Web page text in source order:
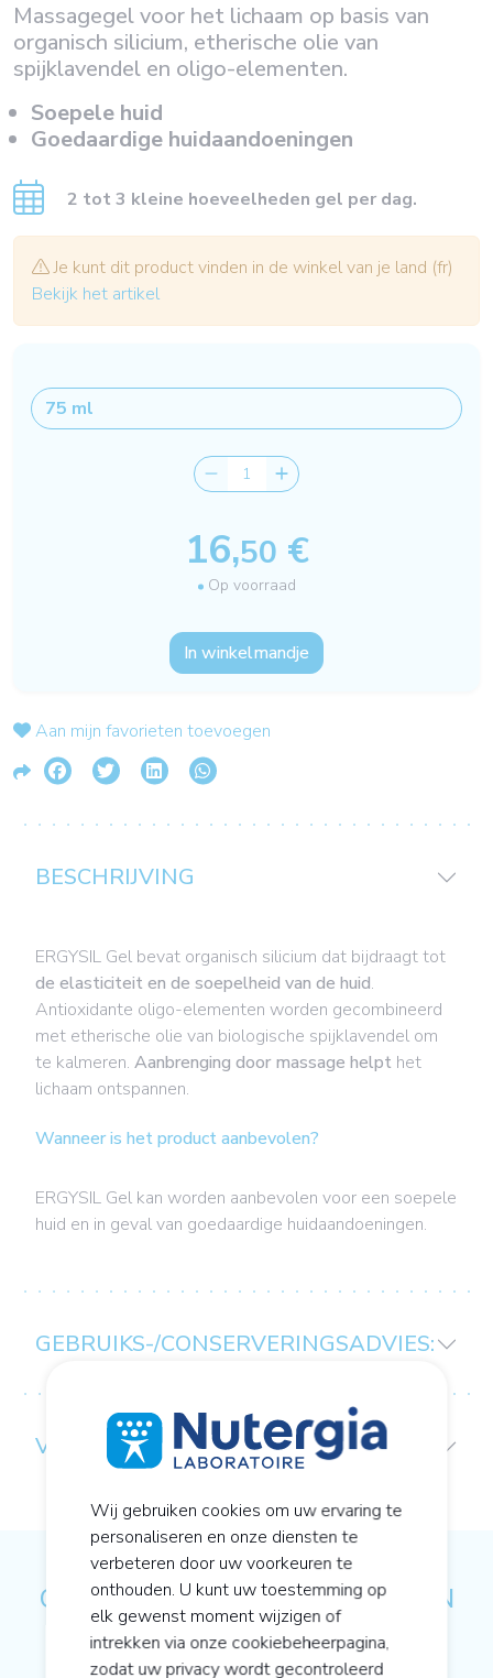
Massagegel voor het lichaam op basis van
organisch silicium, etherische olie van
spijklavendel en oligo-elementen.
Soepele huid
Goedaardige huidaandoeningen
2 tot 3 kleine hoeveelheden gel per dag.
Je kunt dit product vinden in de winkel van je land (fr)
Bekijk het artikel
16,50 €
Op voorraad
In winkelmandje
Aan mijn favorieten toevoegen
BESCHRIJVING
ERGYSIL Gel bevat organisch silicium dat bijdraagt tot
de elasticiteit en de soepelheid van de huid.
Antioxidante oligo-elementen worden gecombineerd
met etherische olie van biologische spijklavendel om
te kalmeren. Aanbrenging door massage helpt het
lichaam ontspannen.
Wanneer is het product aanbevolen?
ERGYSIL Gel kan worden aanbevolen voor een soepele
huid en in geval van goedaardige huidaandoeningen.
GEBRUIKS-/CONSERVERINGSADVIES:
VOORZORGEN BIJ GEBRUIK
ONS ADVIES OP HET GEBIED VAN
ACTIEVE CELLULAIRE VOEDING
Wij gebruiken cookies om uw ervaring te
personaliseren en onze diensten te
verbeteren door uw voorkeuren te
onthouden. U kunt uw toestemming op
elk gewenst moment wijzigen of
intrekken via onze cookiebeheerpagina,
zodat uw privacy wordt gecontroleerd